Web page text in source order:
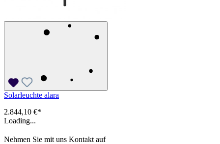
Solarleuchte alara
2.844,10 €*
Loading...
Nehmen Sie mit uns Kontakt auf